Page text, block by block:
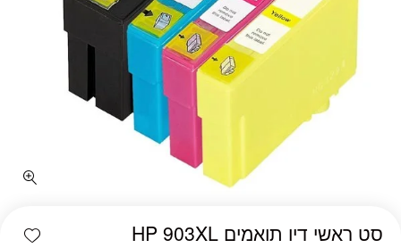
סט ראשי דיו תואמים HP 903XL